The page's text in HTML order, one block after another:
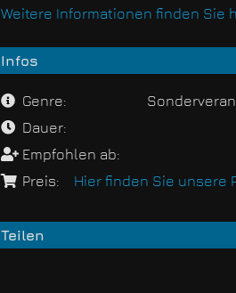
Weitere Informationen finden Sie
Infos
Genre:
Dauer:
Empfohlen ab:
Preis:
Hier finden Sie unsere
Teilen